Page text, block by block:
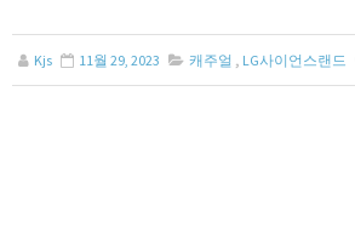
Kjs 11월 29, 2023 캐주얼 LG사이언스랜드